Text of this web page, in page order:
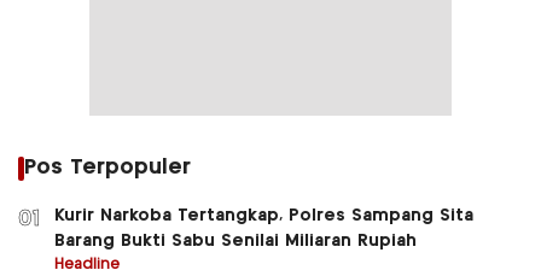
Pos Terpopuler
01
Kurir Narkoba Tertangkap, Polres Sampang Sita
Barang Bukti Sabu Senilai Miliaran Rupiah
Headline